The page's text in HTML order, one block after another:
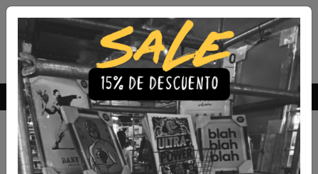
Envío Gratis a todo Chile comprando 3 o más productos